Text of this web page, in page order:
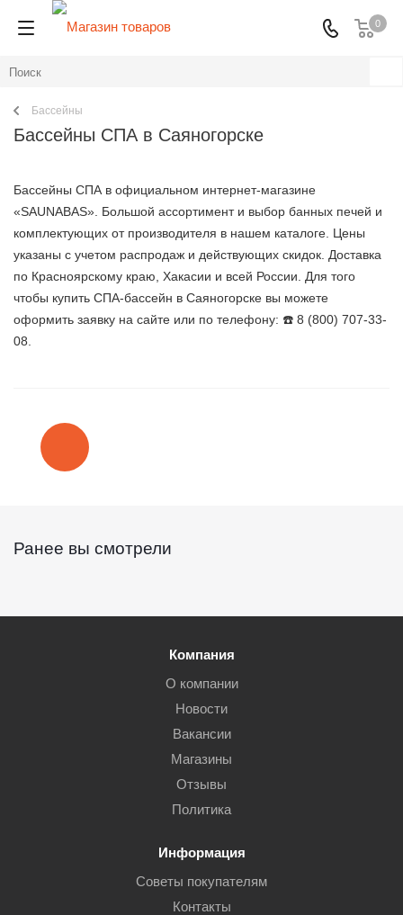
0
Бассейны
Бассейны СПА в Саяногорске
Бассейны СПА в официальном интернет-магазине
«SAUNABAS». Большой ассортимент и выбор банных печей и
комплектующих от производителя в нашем каталоге. Цены
указаны с учетом распродаж и действующих скидок. Доставка
по Красноярскому краю, Хакасии и всей России. Для того
чтобы купить СПА-бассейн в Саяногорске вы можете
оформить заявку на сайте или по телефону: ☎️ 8 (800) 707-33-
08.⁠
Ранее вы смотрели
Компания
О компании
Новости
Вакансии
Магазины
Отзывы
Политика
Информация
Советы покупателям
Контакты